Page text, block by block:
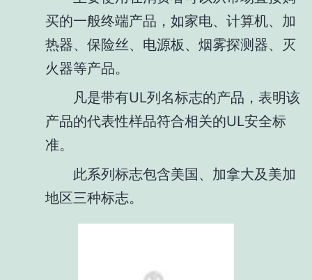
买的一般终端产品，如家电、计算机、加
热器、保险丝、电源板、烟雾探测器、灭
火器等产品。
凡是带有UL列名标志的产品，表明该
产品的代表性样品符合相关的UL安全标
准。
此系列标志包含美国、加拿大及美加
地区三种标志。